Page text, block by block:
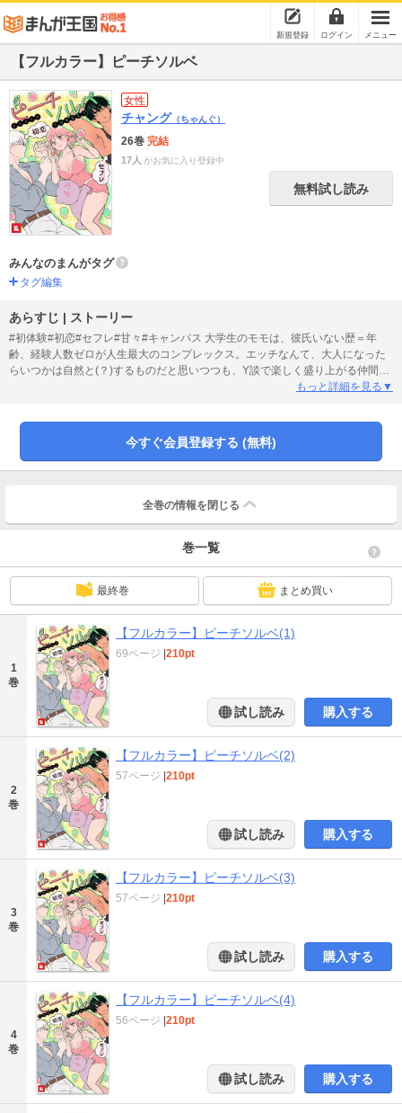
新規登録 ログイン メニュー
【フルカラー】ピーチソルベ
女性
チャング （ちゃんぐ）
26巻 完結
17人 がお気に入り登録中
無料試し読み
みんなのまんがタグ
タグ編集
あらすじ | ストーリー
#初体験#初恋#セフレ#甘々#キャンパス 大学生のモモは、彼氏いない歴＝年
齢、経験人数ゼロが人生最大のコンプレックス。エッチなんて、大人になった
らいつかは自然と(？)するものだと思いつつも、Y談で楽しく盛り上がる仲間の
会話に混じれずにいた。そんなある日、サークルの合宿で飲み会ゲームに負け
物である｢ユラ｣との初体験(嘘)を口走ってしまうのだが…ユラは実在する人物だ
ったー!?しかも、同じ大学に通っていて、実際に出会うことになり…!?ひょんな
ことから始まった、ちょっぴりエッチなあたふた同居性活(？)の行方はいかに!?
もっと詳細を見る▼
今すぐ会員登録する (無料)
全巻の情報を 閉じる
巻一覧
最終巻 まとめ買い
1
巻
【フルカラー】ピーチソルベ(1)
69ページ 210pt
試し読み 購入する
2
巻
【フルカラー】ピーチソルベ(2)
57ページ 210pt
試し読み 購入する
3
巻
【フルカラー】ピーチソルベ(3)
57ページ 210pt
試し読み 購入する
4
巻
【フルカラー】ピーチソルベ(4)
56ページ 210pt
試し読み 購入する